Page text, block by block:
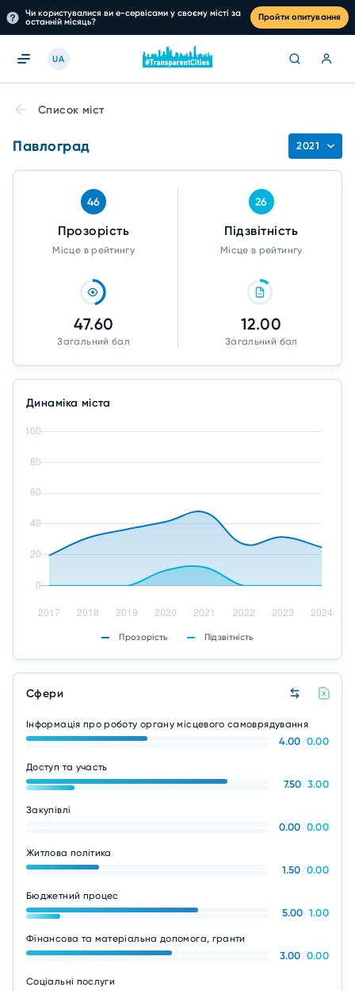
Чи користувалися ви е-сервісами у своєму місті за
останній місяць?
Пройти опитування
UA
Список міст
Павлоград 2021
46
Прозорість
Місце в рейтингу
47.60
Загальний бал
26
Підзвітність
Місце в рейтингу
12.00
Загальний бал
Динаміка міста
Прозорість Підзвітність
Сфери
Інформація про роботу органу місцевого самоврядування
4.00/0.00
Доступ та участь
7.50/3.00
Закупівлі
0.00/0.00
Житлова політика
1.50/0.00
Бюджетний процес
5.00/1.00
Фінансова та матеріальна допомога, гранти
3.00/0.00
Соціальні послуги